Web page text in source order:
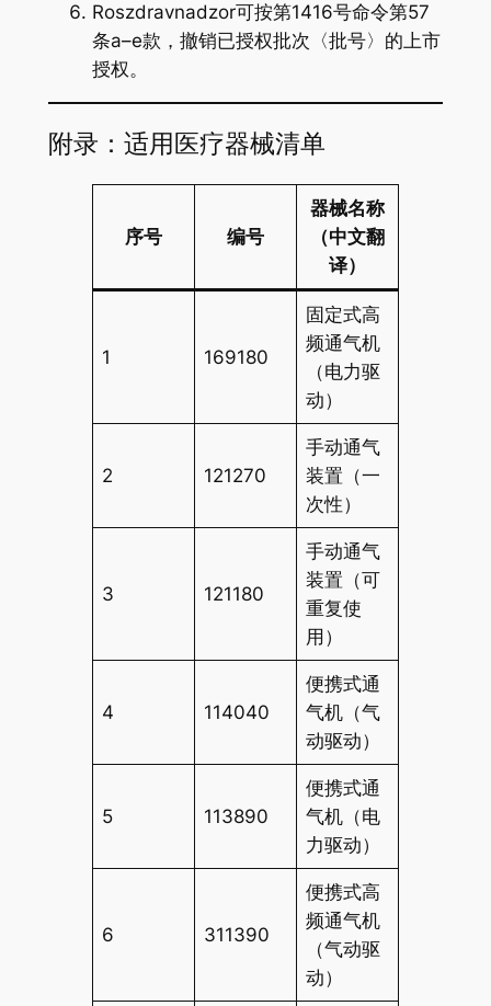
Roszdravnadzor可按第1416号命令第57
条a–e款，撤销已授权批次〈批号〉的上市
授权。
附录：适用医疗器械清单
序号 编号
器械名称
（中文翻
译）
1 169180
固定式高
频通气机
（电力驱
动）
2 121270
手动通气
装置（一
次性）
3 121180
手动通气
装置（可
重复使
用）
4 114040
便携式通
气机（气
动驱动）
5 113890
便携式通
气机（电
力驱动）
6 311390
便携式高
频通气机
（气动驱
动）